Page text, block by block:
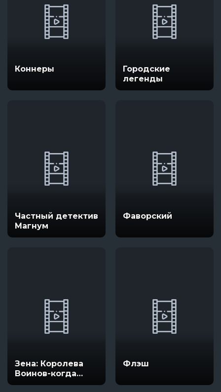
Коннеры
Городские
легенды
Частный детектив
Магнум
Фаворский
Зена: Королева
Воинов-когда
друг нуждается в
Флэш